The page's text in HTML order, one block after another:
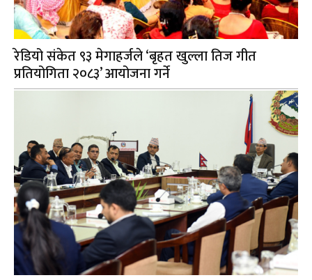
रेडियो संकेत ९३ मेगाहर्जले ‘बृहत खुल्ला तिज गीत
प्रतियोगिता २०८३’ आयोजना गर्ने